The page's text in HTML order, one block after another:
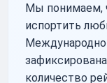
Мы понимаем,
испортить
количество